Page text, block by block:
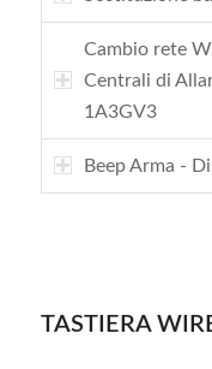
Cambio rete
Centrali di
1A3GV3
Beep Arma -
TASTIERA